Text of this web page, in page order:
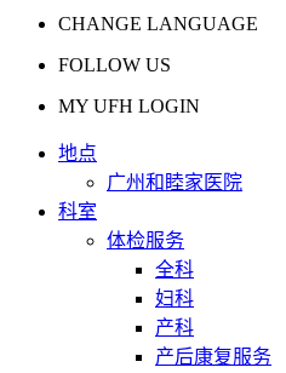
CHANGE LANGUAGE
FOLLOW US
MY UFH LOGIN
地点
广州和睦家医院
科室
体检服务
全科
妇科
产科
产后康复服务